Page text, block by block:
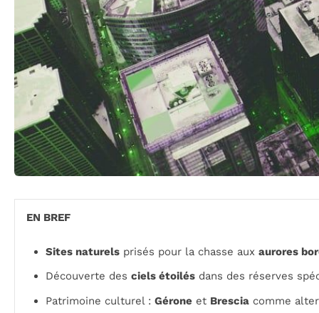
EN BREF
Sites naturels prisés pour la chasse aux aurores
Découverte des ciels étoilés dans des réserves
Patrimoine culturel : Gérone et Brescia comme